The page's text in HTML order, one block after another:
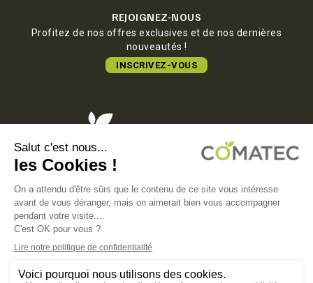
REJOIGNEZ-NOUS
Profitez de nos offres exclusives et de nos dernières
nouveautés !
INSCRIVEZ-VOUS
COMATEC PACKAGING
Boulevard François-Xavier Fafeur
11000 Carcassonne, FRANCE
MENTIONS LÉGALES